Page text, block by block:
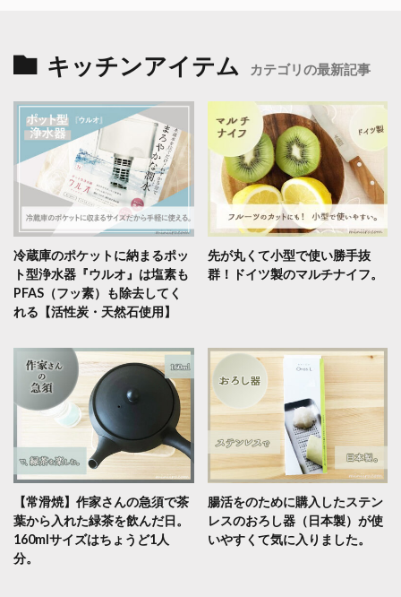
キッチンアイテム カテゴリの最新記事
冷蔵庫のポケットに納まるポッ
ト型浄水器『ウルオ』は塩素も
PFAS（フッ素）も除去してく
れる【活性炭・天然石使用】
先が丸くて小型で使い勝手抜
群！ドイツ製のマルチナイフ。
【常滑焼】作家さんの急須で茶
葉から入れた緑茶を飲んだ日。
160mlサイズはちょうど1人
分。
腸活をのために購入したステン
レスのおろし器（日本製）が使
いやすくて気に入りました。